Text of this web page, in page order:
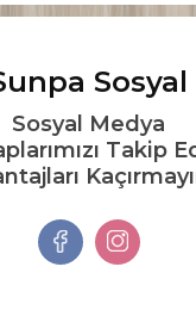
Sosyal
Sosyal Medya
Takip